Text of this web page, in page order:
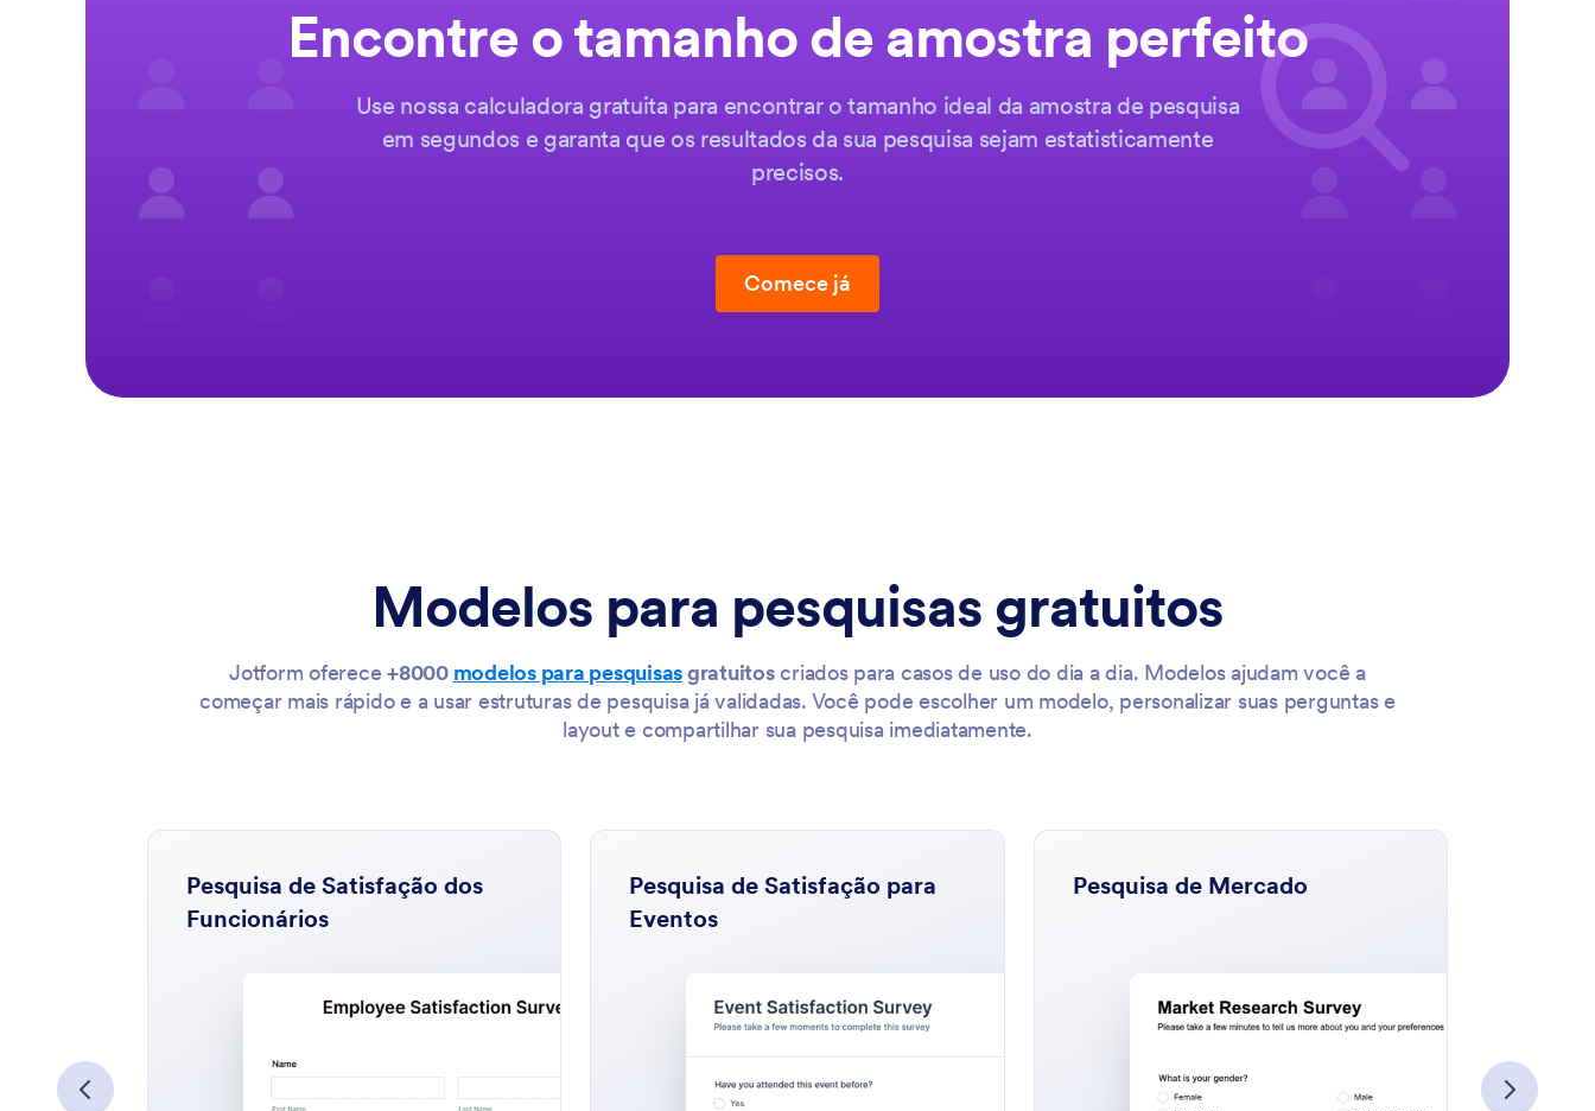
Encontre o tamanho de amostra perfeito
Use nossa calculadora gratuita para encontrar o tamanho ideal da amostra de pesquisa
em segundos e garanta que os resultados da sua pesquisa sejam estatisticamente
precisos.
Comece já
Modelos para pesquisas gratuitos
Jotform oferece+8000 modelos para pesquisasgratuitoscriados para casos de uso do dia a dia. Modelos ajudam você a
começar mais rápido e a usar estruturas de pesquisa já validadas. Você pode escolher um modelo, personalizar suas perguntas e
layout e compartilhar sua pesquisa imediatamente.
Pesquisa de Satisfação dos
Funcionários
Pesquisa de Satisfação para
Eventos
Pesquisa de Mercado